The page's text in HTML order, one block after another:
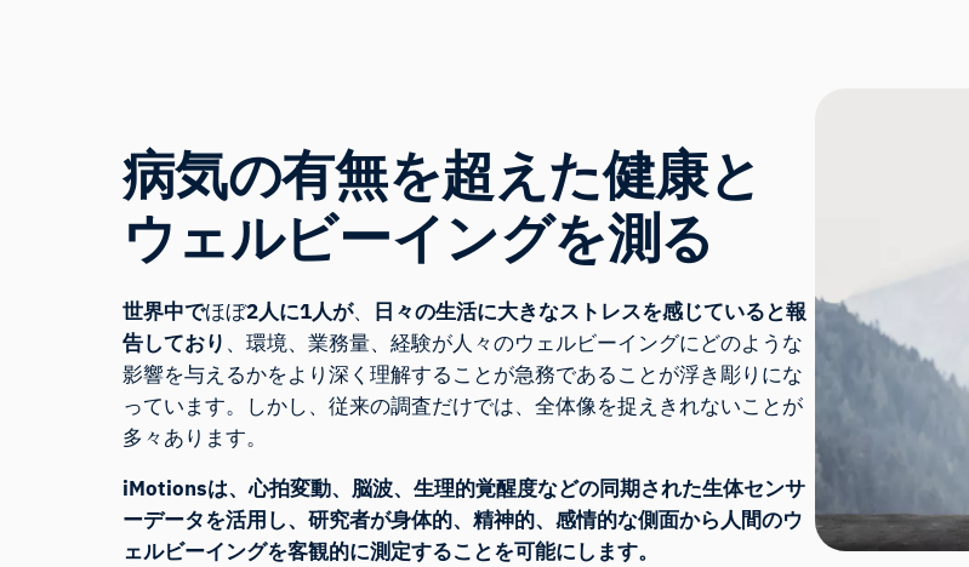
病気の有無を超えた健康と
ウェルビーイングを測る
世界中でほぼ2人に1人が、
日々の生活に大きなストレスを感じていると報
告しており 、環境、業務量、経験が人々のウェルビーイングにどのような
影響を与えるかをより深く理解することが急務であることが浮き彫りにな
っています。しかし、従来の調査だけでは、全体像を捉えきれないことが
多々あります。
iMotionsは、心拍変動、脳波、生理的覚醒度などの同期された生体センサ
ーデータを活用し、研究者が身体的、精神的、感情的な側面から人間のウ
ェルビーイングを客観的に測定することを可能にします。